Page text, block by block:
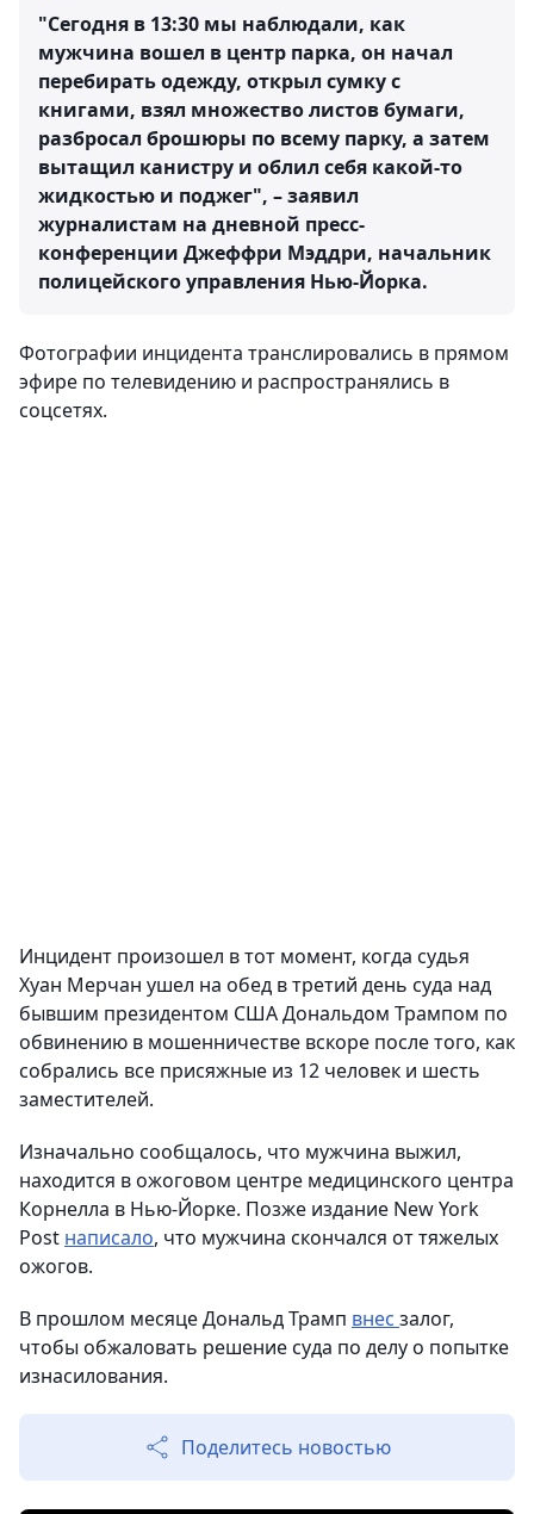
"Сегодня в 13:30 мы наблюдали, как
мужчина вошел в центр парка, он начал
перебирать одежду, открыл сумку с
книгами, взял множество листов бумаги,
разбросал брошюры по всему парку, а затем
вытащил канистру и облил себя какой-то
жидкостью и поджег", – заявил
журналистам на дневной пресс-
конференции Джеффри Мэддри, начальник
полицейского управления Нью-Йорка.
Фотографии инцидента транслировались в прямом
эфире по телевидению и распространялись в
соцсетях.
Инцидент произошел в тот момент, когда судья
Хуан Мерчан ушел на обед в третий день суда над
бывшим президентом США Дональдом Трампом по
обвинению в мошенничестве вскоре после того, как
собрались все присяжные из 12 человек и шесть
заместителей.
Изначально сообщалось, что мужчина выжил,
находится в ожоговом центре медицинского центра
Корнелла в Нью-Йорке. Позже издание New York
Post написало, что мужчина скончался от тяжелых
ожогов.
В прошлом месяце Дональд Трамп внес залог,
чтобы обжаловать решение суда по делу о попытке
изнасилования.
Поделитесь новостью